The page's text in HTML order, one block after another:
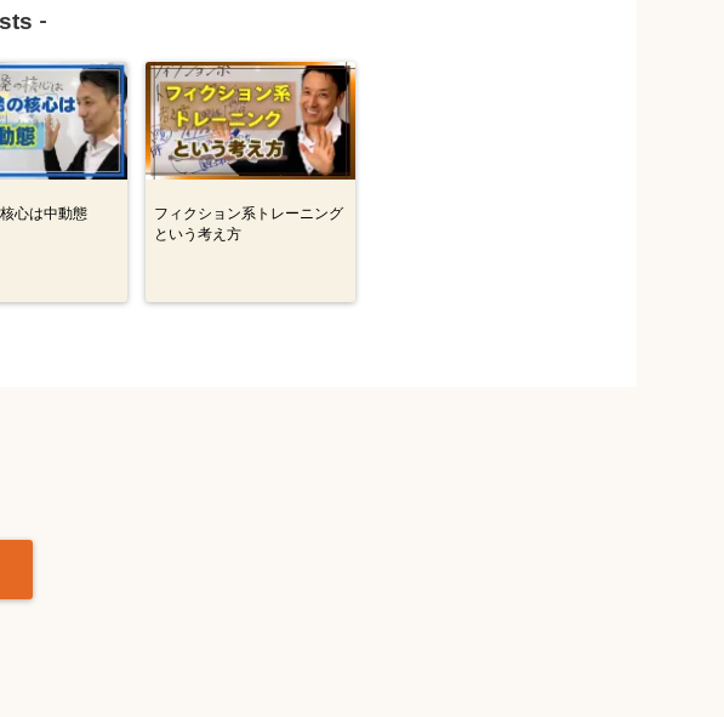
-
心は中動態
フィクション系トレーニング
という考え方